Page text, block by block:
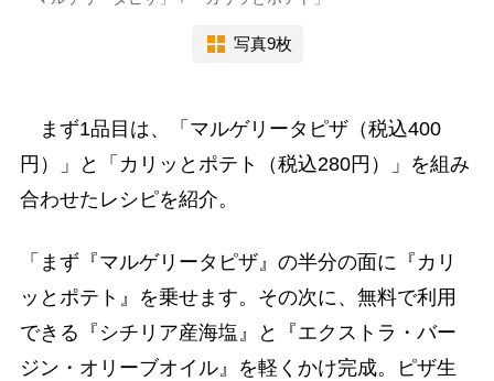
写真9枚
まず1品目は、「マルゲリータピザ（税込400
円）」と「カリッとポテト（税込280円）」を組み
合わせたレシピを紹介。
「まず『マルゲリータピザ』の半分の面に『カリ
ッとポテト』を乗せます。その次に、無料で利用
できる『シチリア産海塩』と『エクストラ・バー
ジン・オリーブオイル』を軽くかけ完成。ピザ生